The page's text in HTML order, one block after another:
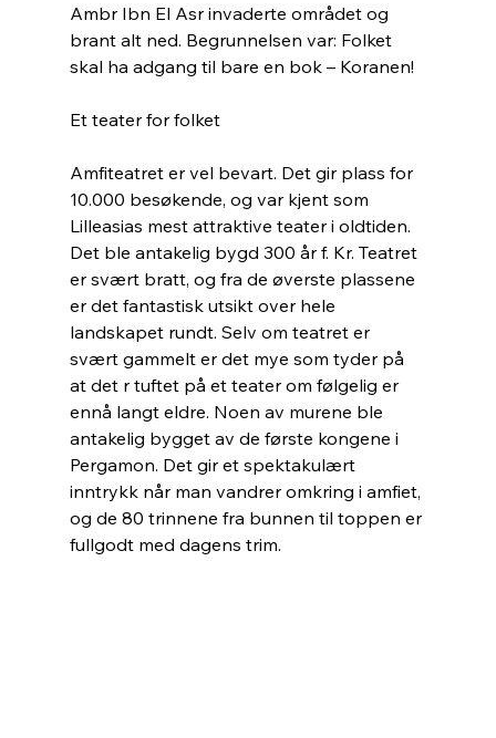
Ambr Ibn El Asr invaderte området og
brant alt ned. Begrunnelsen var: Folket
skal ha adgang til bare en bok – Koranen!
Et teater for folket
Amfiteatret er vel bevart. Det gir plass for
10.000 besøkende, og var kjent som
Lilleasias mest attraktive teater i oldtiden.
Det ble antakelig bygd 300 år f. Kr. Teatret
er svært bratt, og fra de øverste plassene
er det fantastisk utsikt over hele
landskapet rundt. Selv om teatret er
svært gammelt er det mye som tyder på
at det r tuftet på et teater om følgelig er
ennå langt eldre. Noen av murene ble
antakelig bygget av de første kongene i
Pergamon. Det gir et spektakulært
inntrykk når man vandrer omkring i amfiet,
og de 80 trinnene fra bunnen til toppen er
fullgodt med dagens trim.